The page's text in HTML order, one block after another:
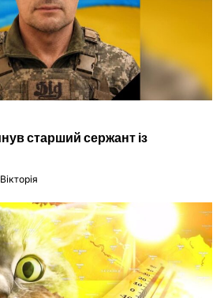
старший сержант із